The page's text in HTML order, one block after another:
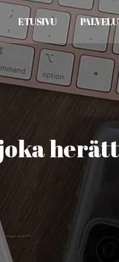
ETUSIVU